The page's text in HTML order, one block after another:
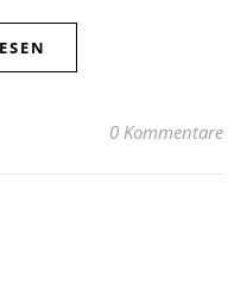
0 Kommentare